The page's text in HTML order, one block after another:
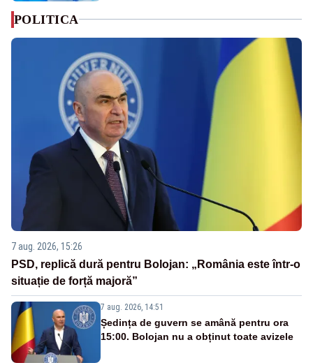
POLITICA
7 aug. 2026, 15:26
PSD, replică dură pentru Bolojan: „România este într-o
situație de forță majoră”
7 aug. 2026, 14:51
Ședința de guvern se amână pentru ora
15:00. Bolojan nu a obținut toate avizele